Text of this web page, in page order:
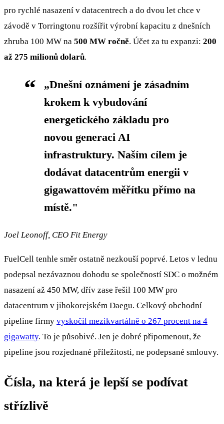
pro rychlé nasazení v datacentrech a do dvou let chce v
závodě v Torringtonu rozšířit výrobní kapacitu z dnešních
zhruba 100 MW na 500 MW ročně. Účet za tu expanzi: 200
až 275 milionů dolarů.
„Dnešní oznámení je zásadním
krokem k vybudování
energetického základu pro
novou generaci AI
infrastruktury. Naším cílem je
dodávat datacentrům energii v
gigawattovém měřítku přímo na
místě."
Joel Leonoff, CEO Fit Energy
FuelCell tenhle směr ostatně nezkouší poprvé. Letos v lednu
podepsal nezávaznou dohodu se společností SDC o možném
nasazení až 450 MW, dřív zase řešil 100 MW pro
datacentrum v jihokorejském Daegu. Celkový obchodní
pipeline firmy vyskočil mezikvartálně o 267 procent na 4
gigawatty. To je působivé. Jen je dobré připomenout, že
pipeline jsou rozjednané příležitosti, ne podepsané smlouvy.
Čísla, na která je lepší se podívat
střízlivě